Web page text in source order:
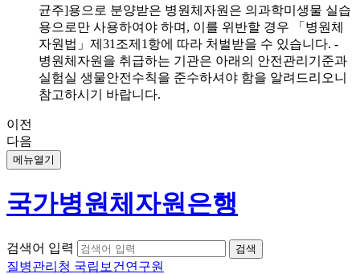
균주]용으로 분양받은 병원체자원은 의과학미생물 실습
용으로만 사용하여야 하며, 이를 위반할 경우 「병원체
자원법」제31조제1항에 따라 처벌받을 수 있습니다. -
병원체자원을 취급하는 기관은 아래의 안전관리기준과
실험실 생물안전수칙을 준수하셔야 함을 알려드리오니
참고하시기 바랍니다.
이전
다음
메뉴열기
국가병원체자원은행
검색어 입력
질병관리청 국립보건연구원